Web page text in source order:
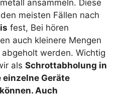
ansammeln. Diese
meisten Fällen nach
fest, Bei hören
auch kleinere Mengen
werden. Wichtig
als Schrottabholung in
einzelne Geräte
Auch